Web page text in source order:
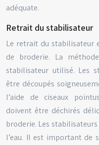
adéquate.
Retrait du stabilisateur
Le retrait du stabilisateur
de broderie. La
stabilisateur utilisé. Les
être découpés
l’aide de ciseaux
doivent être déchirés
broderie. Les
l’eau. Il est important de